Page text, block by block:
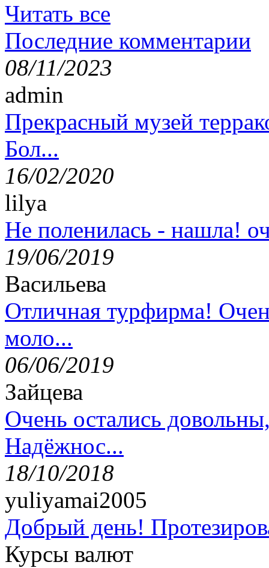
Читать все
Последние комментарии
08/11/2023
admin
Прекрасный музей
Бол...
16/02/2020
lilya
Не поленилась - нашла!
19/06/2019
Васильева
Отличная турфирма!
моло...
06/06/2019
Зайцева
Очень остались
Надёжнос...
18/10/2018
yuliyamai2005
Добрый день!
Курсы валют